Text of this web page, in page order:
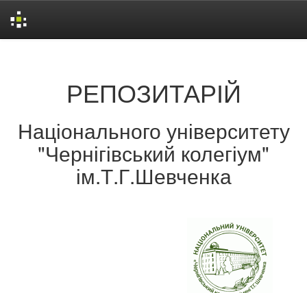
РЕПОЗИТАРІЙ
Національного університету
"Чернігівський колегіум"
ім.Т.Г.Шевченка